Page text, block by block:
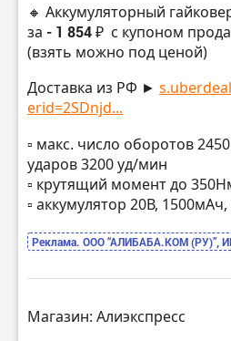
🔸 Аккумуляторный
за - 1 854 ₽ с купоном
(взять можно под ценой)
Доставка из РФ ►
erid=2SDnjd...
▫️ макс. число оборотов
ударов 3200 уд/мин
▫️ крутящий момент до
▫️ аккумулятор 20В,
Реклама. ООО “АЛИБАБА.КОМ (РУ)”,
Магазин: Алиэкспресс